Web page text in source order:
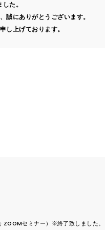
た。
誠にありがとうございます。
し上げております。
セミナー）※終了致しました。